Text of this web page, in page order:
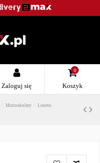
Zaloguj się
0
Koszyk
Monookulary
Luneta